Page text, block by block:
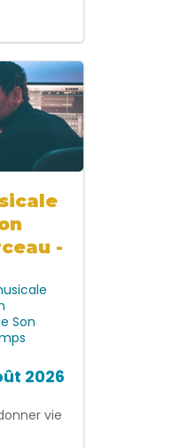
-
Son
2026
vie